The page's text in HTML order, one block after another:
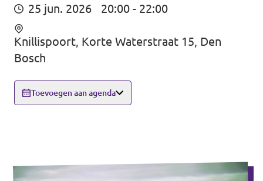
Volt Delft
...alle Volt gemeenten
Afdelingen in de provincies
Volt Provincie Utrecht
Over Volt
Mensen
Nieuws
25 jun. 2026 20:00 - 22:00
Knillispoort, Korte Waterstraat 15, Den
Bosch
Toevoegen aan agenda